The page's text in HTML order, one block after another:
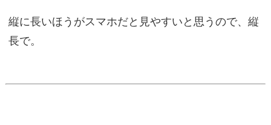
縦に長いほうがスマホだと見やすいと思うので、縦
長で。